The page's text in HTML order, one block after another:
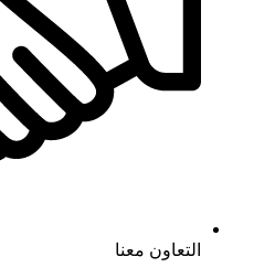
التعاون معنا